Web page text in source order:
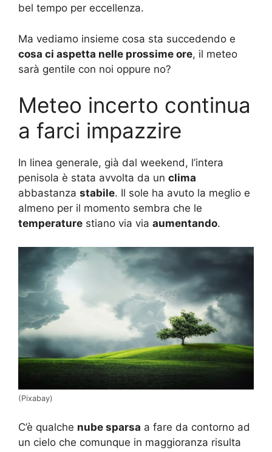
bel tempo per eccellenza.
Ma vediamo insieme cosa sta succedendo e
cosa ci aspetta nelle prossime ore, il meteo
sarà gentile con noi oppure no?
Meteo incerto continua
a farci impazzire
In linea generale, già dal weekend, l’intera
penisola è stata avvolta da un clima
abbastanza stabile. Il sole ha avuto la meglio e
almeno per il momento sembra che le
temperature stiano via via aumentando.
(Pixabay)
C’è qualche nube sparsa a fare da contorno ad
un cielo che comunque in maggioranza risulta